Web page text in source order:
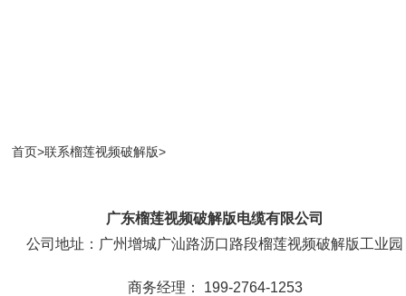
首页>联系榴莲视频破解版>
广东榴莲视频破解版电缆有限公司
公司地址：广州增城广汕路沥口路段榴莲视频破解版工业园
商务经理： 199-2764-1253